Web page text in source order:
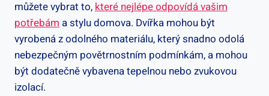
můžete vybrat to,které nejlépe odpovídá vašim
potřebám a stylu domova. Dvířka mohou být
vyrobená z odolného materiálu, který snadno odolá
nebezpečným povětrnostním podmínkám, a mohou
být dodatečně vybavena tepelnou nebo zvukovou
izolací.